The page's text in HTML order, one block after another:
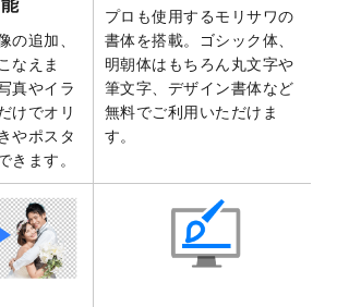
を追加いたしました。
中見舞いのデザインテンプレートを追加
ました。
キャンバスプリントのデザインテンプレー
を追加いたしました。
年版1月始まりのカレンダーデザイン
ンプレートを公開いたしました。
背景削除機能
」を実装しました。
のデザインテンプレートを追加しまし
。
の追加、
なえま
真やイラ
けでオリ
やポスタ
きます。
プロも使用するモリサワの
書体を搭載。ゴシック体、
明朝体はもちろん丸文字や
筆文字、デザイン書体など
無料でご利用いただけま
す。